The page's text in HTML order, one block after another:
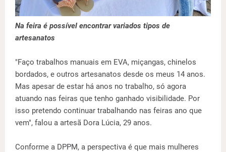
Na feira é possível encontrar variados tipos de
artesanatos
"Faço trabalhos manuais em EVA, miçangas, chinelos
bordados, e outros artesanatos desde os meus 14 anos.
Mas apesar de estar há anos no trabalho, só agora
atuando nas feiras que tenho ganhado visibilidade. Por
isso pretendo continuar trabalhando nas feiras ano que
vem", falou a artesã Dora Lúcia, 29 anos.
Conforme a DPPM, a perspectiva é que mais mulheres